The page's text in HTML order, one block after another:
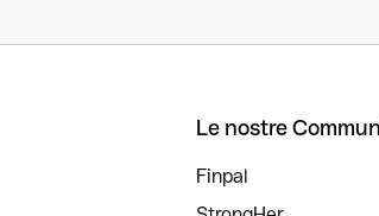
Le nostre
Finpal